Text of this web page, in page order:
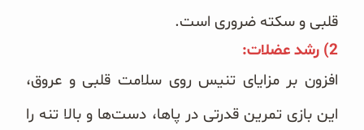
قلبی و سکته ضروری است.
2) رشد عضلات:
افزون بر مزایای تنیس روی سلامت قلبی و عروق،
این بازی تمرین قدرتی در پاها، دست‌ها و بالا تنه را